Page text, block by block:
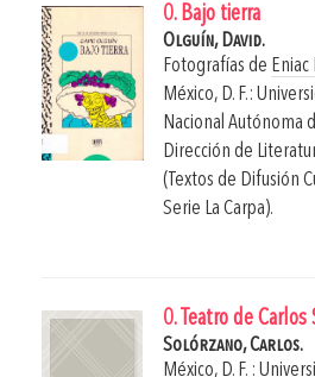
0. Bajo tierra
Olguín, David.
Fotografías de
México, D. F.:
Nacional Autónoma
Dirección de
(Textos de Difusión
Serie La Carpa).
0. Teatro de Carlos
Solórzano, Carlos.
México, D. F. :